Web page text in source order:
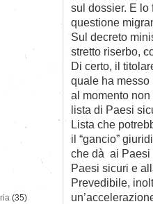
sul dossier. E lo
questione
Sul decreto
stretto riserbo,
Di certo, il
quale ha
al momento
lista di Paesi
Lista che
il “gancio”
che dà ai Paesi
Paesi sicuri e
Prevedibile,
(35)